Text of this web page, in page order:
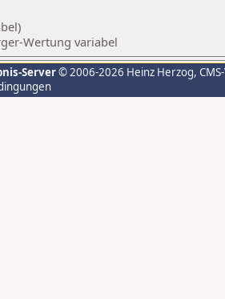
Wertung variabel
Server© 2006-2026 Heinz Herzog,